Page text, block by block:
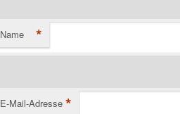
Name *
E-Mail-Adresse *